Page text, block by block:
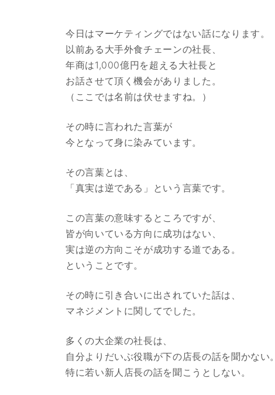
今日はマーケティングではない話になります。
以前ある大手外食チェーンの社長、
年商は1,000億円を超える大社長と
お話させて頂く機会がありました。
（ここでは名前は伏せますね。）
その時に言われた言葉が
今となって身に染みています。
その言葉とは、
「真実は逆である」という言葉です。
この言葉の意味するところですが、
皆が向いている方向に成功はない、
実は逆の方向こそが成功する道である。
ということです。
その時に引き合いに出されていた話は、
マネジメントに関してでした。
多くの大企業の社長は、
自分よりだいぶ役職が下の店長の話を聞かない。
特に若い新人店長の話を聞こうとしない。